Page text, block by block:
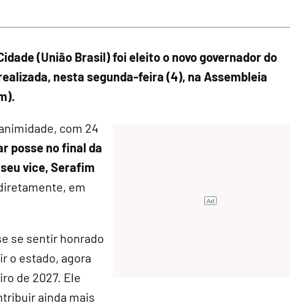
(União Brasil) foi eleito o novo governador do
nesta segunda-feira (4), na Assembleia
com 24
posse no final da
vice, Serafim
em
se sentir honrado
o estado, agora
de 2027. Ele
ainda mais